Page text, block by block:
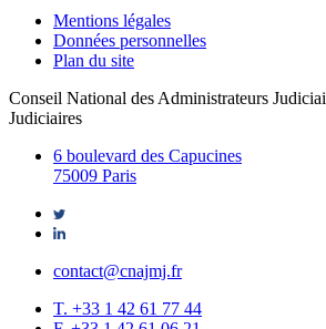
Mentions légales
Données personnelles
Plan du site
Conseil National des Administrateurs
Judiciaires
6 boulevard des Capucines
75009 Paris
contact@cnajmj.fr
T. +33 1 42 61 77 44